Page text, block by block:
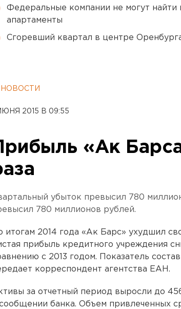
Федеральные компании не могут найти
апартаменты
Сгоревший квартал в центре
НОВОСТИ
ИЮНЯ 2015 В 09:55
«Ак
убыток превысил 780
780 миллионов рублей.
итогам 2014 года «Ак Барс» ухудшил
прибыль кредитного учреждения
с 2013 годом. Показатель
корреспондент агентства ЕАН.
за отчетный период выросли до
банка. Объем привлеченных